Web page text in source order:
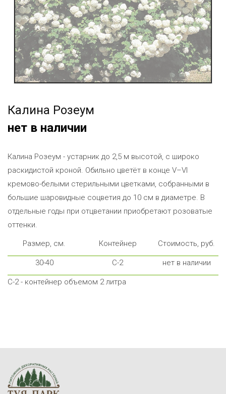
Калина Розеум
нет в наличии
Калина Розеум - устарник до 2,5 м высотой, с широко
раскидистой кроной. Обильно цветёт в конце V–VІ
кремово-белыми стерильными цветками, собранными в
большие шаровидные соцветия до 10 см в диаметре. В
отдельные годы при отцветании приобретают розоватые
оттенки.
Размер, см. Контейнер Стоимость, руб.
30-40 С-2 нет в наличии
С-2 - контейнер объемом 2 литра